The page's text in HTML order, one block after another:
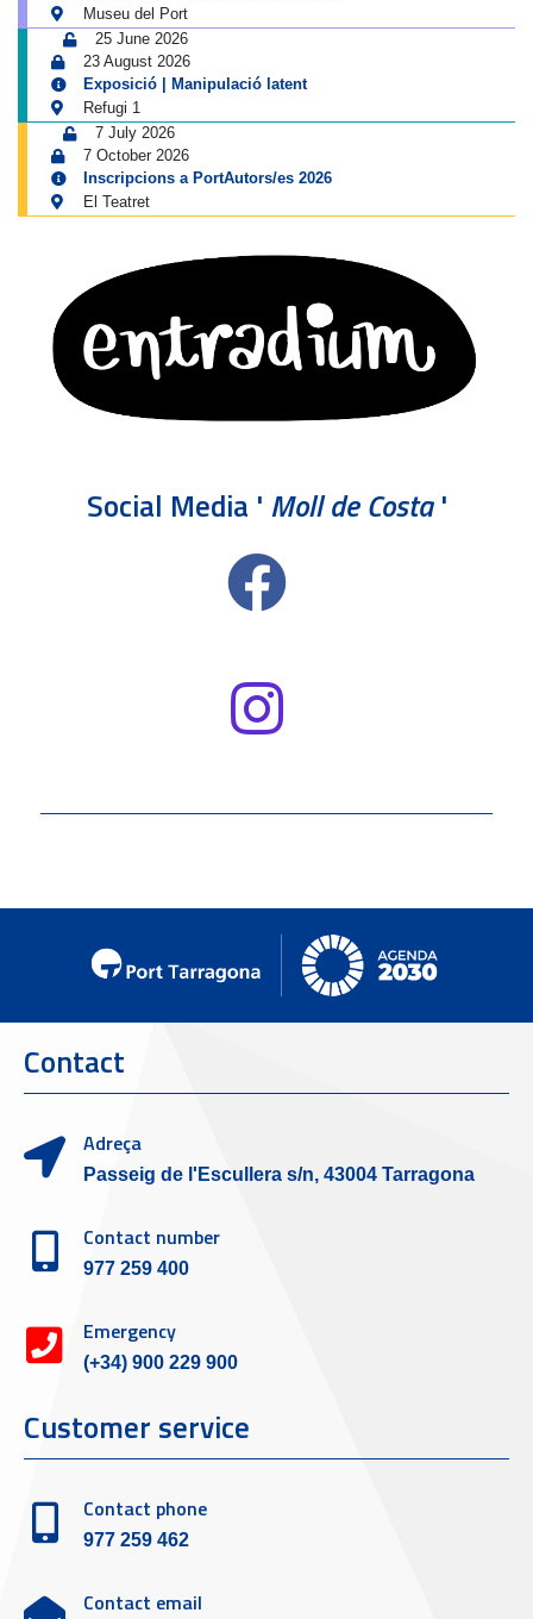
Museu del Port
25 June 2026
23 August 2026
Exposició | Manipulació latent
Refugi 1
7 July 2026
7 October 2026
Inscripcions a PortAutors/es 2026
El Teatret
Social Media ' Moll de Costa'
Contact
Adreça
Passeig de l'Escullera s/n, 43004 Tarragona
Contact number
977 259 400
Emergency
(+34) 900 229 900
Customer service
Contact phone
977 259 462
Contact email